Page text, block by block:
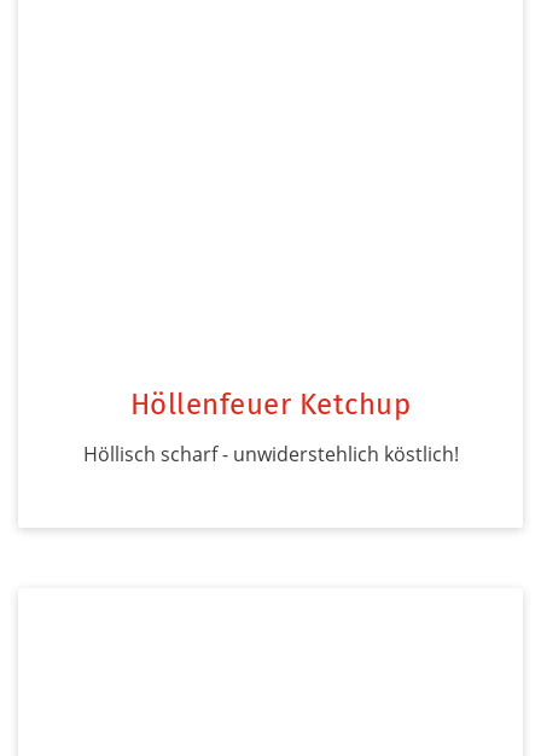
Höllenfeuer Ketchup
Höllisch scharf - unwiderstehlich köstlich!